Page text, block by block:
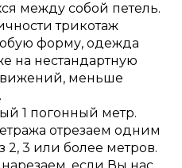
между собой петель.
трикотаж
форму, одежда
на нестандартную
меньше
1 погонный метр.
отрезаем одним
2, 3 или более метров.